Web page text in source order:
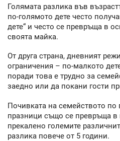
Голямата разлика във
по-голямото дете често
дете“ и често се превръща в
своята майка.
От друга страна, дневният
ограничения – по-малкото
поради това е трудно за
заедно или да покани гости
Почивката на семейството по
празници също се превръща в
прекалено големите
разлика повече от 5 години.